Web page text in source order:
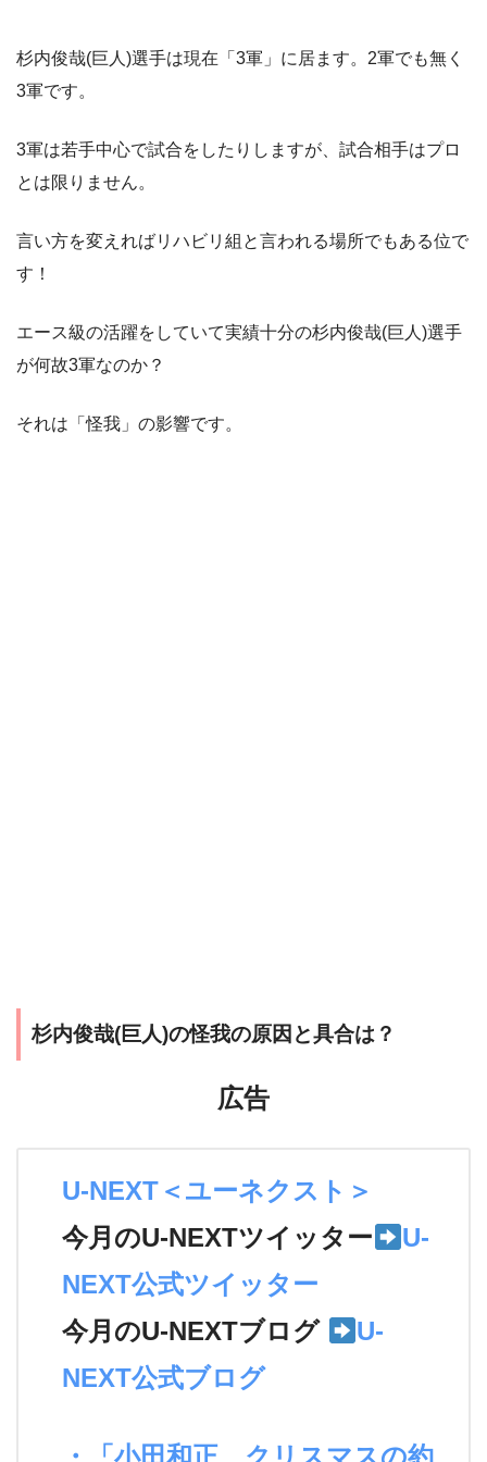
杉内俊哉(巨人)選手は現在「3軍」に居ます。2軍でも無く
3軍です。
3軍は若手中心で試合をしたりしますが、試合相手はプロ
とは限りません。
言い方を変えればリハビリ組と言われる場所でもある位で
す！
エース級の活躍をしていて実績十分の杉内俊哉(巨人)選手
が何故3軍なのか？
それは「怪我」の影響です。
杉内俊哉(巨人)の怪我の原因と具合は？
広告
U-NEXT＜ユーネクスト＞
今月のU-NEXTツイッター
U-
NEXT公式ツイッター
今月のU-NEXTブログ
U-
NEXT公式ブログ